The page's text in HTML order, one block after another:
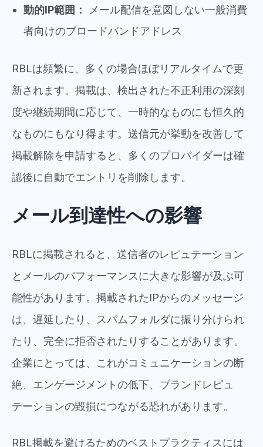
動的IP範囲：
メール配信を意図しない一般消費
者向けのブロードバンドアドレス
RBLは頻繁に、多くの場合ほぼリアルタイムで更
新されます。掲載は、検出された不正利用の深刻
度や継続期間に応じて、一時的なものにも恒久的
なものにもなり得ます。送信元が挙動を改善して
掲載解除を申請すると、多くのプロバイダーは確
認後に自動でエントリを削除します。
メール到達性への影響
RBLに掲載されると、送信者のレピュテーション
とメールのパフォーマンスに大きな影響が及ぶ可
能性があります。掲載されたIPからのメッセージ
は、遅延したり、スパムフォルダに振り分けられ
たり、完全に拒否されたりすることがあります。
企業にとっては、これがコミュニケーションの断
絶、エンゲージメントの低下、ブランドレピュ
テーションの毀損につながる恐れがあります。
RBL掲載を避けるためのベストプラクティスには